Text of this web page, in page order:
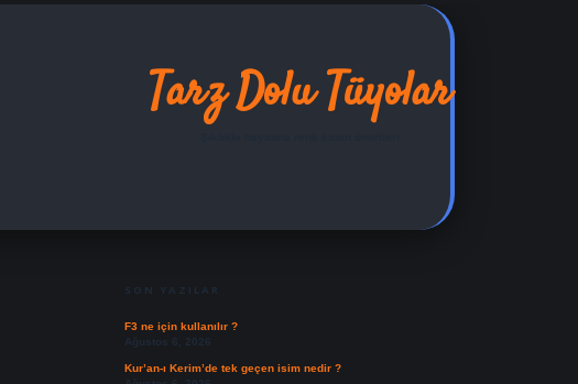
Tarz Dolu Tüyolar
SON YAZILAR
F3 ne için kullanılır ?
Ağustos 6, 2026
Kur’an-ı Kerim’de tek geçen isim nedir ?